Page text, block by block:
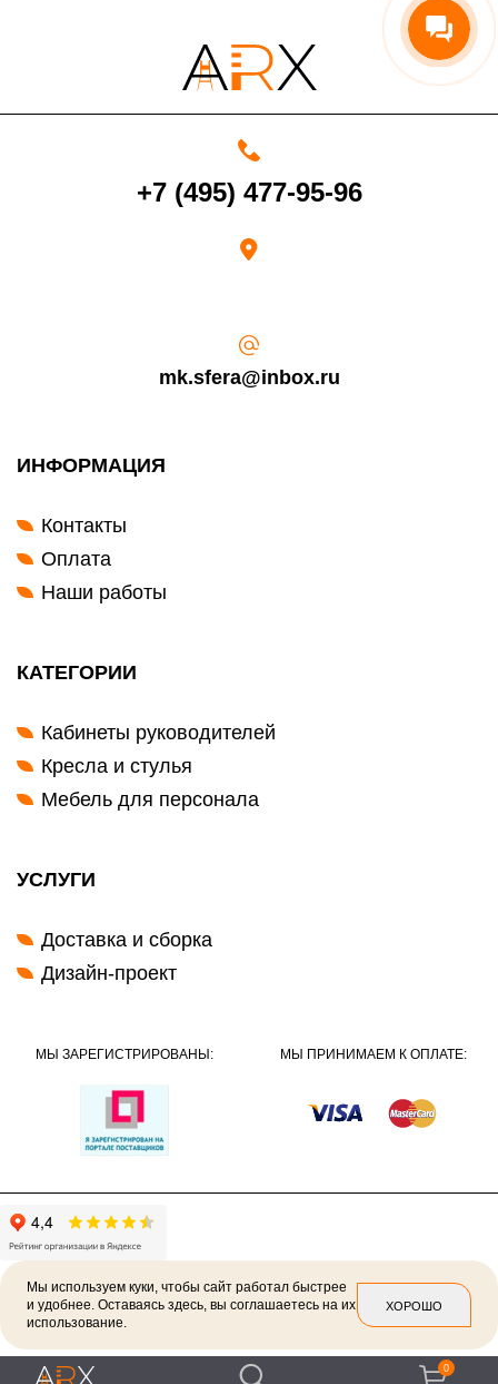
Возврат переведенных средств производится на Ваш банковский
выдал Вашу банковскую карту).+7 (495) 477-95-96
mk.sfera@inbox.ru
ИНФОРМАЦИЯ
Контакты
Оплата
Наши работы
КАТЕГОРИИ
Кабинеты руководителей
Кресла и стулья
Мебель для персонала
УСЛУГИ
Доставка и сборка
Дизайн-проект
МЫ ЗАРЕГИСТРИРОВАНЫ: МЫ ПРИНИМАЕМ К ОПЛАТЕ:
2026 © Политика конфиденциальности
0
Мы используем куки, чтобы сайт работал быстрее
и удобнее. Оставаясь здесь, вы соглашаетесь на их
использование.
ХОРОШО